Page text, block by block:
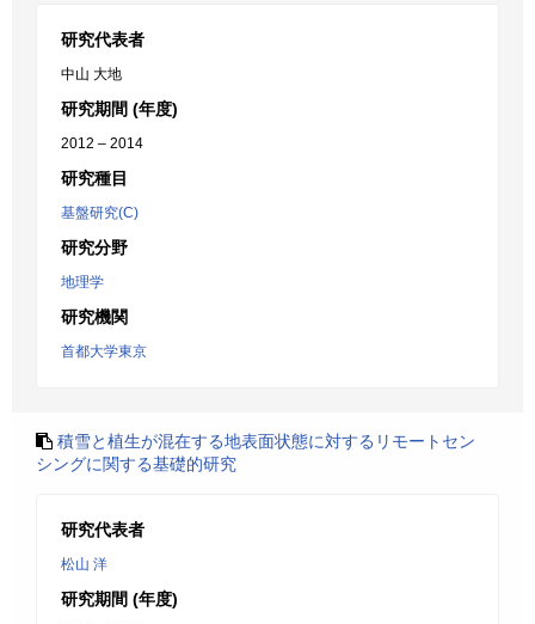
研究代表者
中山 大地
研究期間 (年度)
2012 – 2014
研究種目
基盤研究(C)
研究分野
地理学
研究機関
首都大学東京
積雪と植生が混在する地表面状態に対するリモートセン
シングに関する基礎的研究
研究代表者
松山 洋
研究期間 (年度)